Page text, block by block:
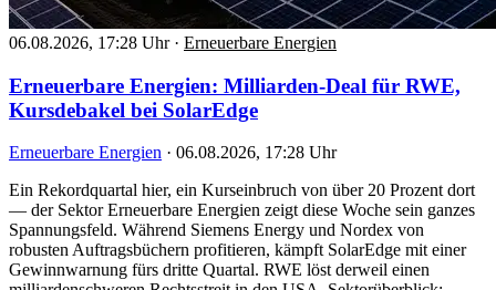
06.08.2026, 17:28 Uhr · Erneuerbare Energien
Erneuerbare Energien: Milliarden-Deal für RWE,
Kursdebakel bei SolarEdge
Erneuerbare Energien · 06.08.2026, 17:28 Uhr
Ein Rekordquartal hier, ein Kurseinbruch von über 20 Prozent dort
— der Sektor Erneuerbare Energien zeigt diese Woche sein ganzes
Spannungsfeld. Während Siemens Energy und Nordex von
robusten Auftragsbüchern profitieren, kämpft SolarEdge mit einer
Gewinnwarnung fürs dritte Quartal. RWE löst derweil einen